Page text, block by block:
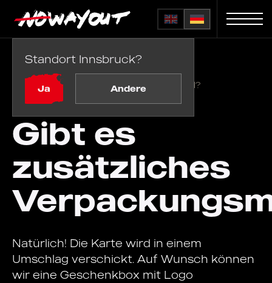
Standort Innsbruck?
Ja Andere
Gibt es zusätzliches Verpackungsmaterial?
Gibt es
zusätzliches
Natürlich! Die Karte wird in einem
Umschlag verschickt. Auf Wunsch können
wir eine Geschenkbox mit Logo